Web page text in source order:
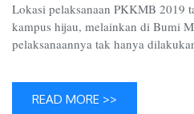
Lokasi pelaksanaan PKKMB 2019
kampus hijau, melainkan di Bumi
pelaksanaannya tak hanya
READ MORE >>